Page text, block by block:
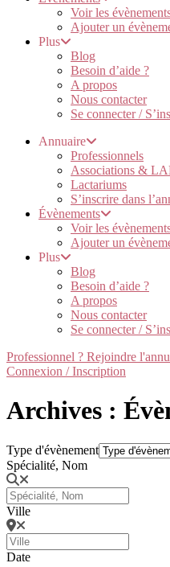
Voir les
Ajouter un
Plus
Blog
Besoin d’aide ?
A propos
Nous contacter
Se connecter /
Annuaire
Professionnels
Associations &
Lactariums
S’inscrire dans
Évènements
Voir les
Ajouter un
Plus
Blog
Besoin d’aide ?
A propos
Nous contacter
Se connecter /
Professionnel ? Rejoindre
Connexion / Inscription
Archives :
Type d'évènement
Spécialité, Nom
Ville
Date